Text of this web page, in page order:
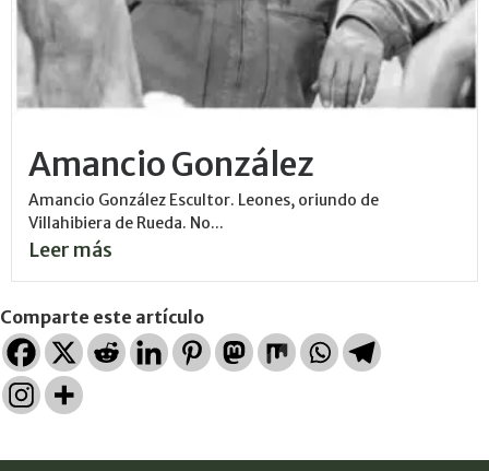
Amancio González
Amancio González Escultor. Leones, oriundo de
Villahibiera de Rueda. No...
Leer más
Comparte este artículo